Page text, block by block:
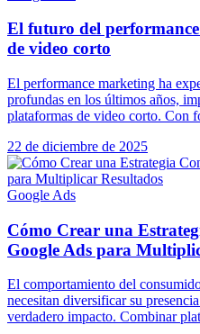
El futuro del
de video corto
El performance marketing ha
profundas en los últimos años,
plataformas de video corto. Con
22 de diciembre de 2025
Google Ads
Cómo Crear una
Google Ads para
El comportamiento del
necesitan diversificar su
verdadero impacto. Combinar